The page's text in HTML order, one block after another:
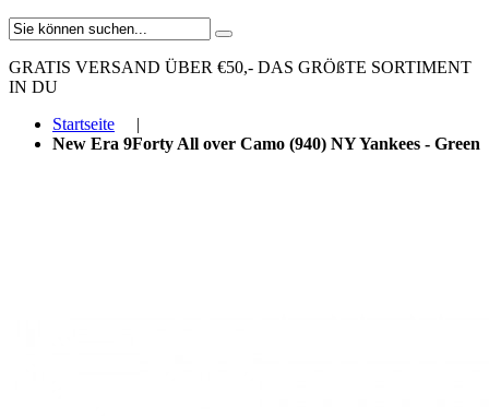
GRATIS VERSAND ÜBER €50,- DAS GRÖßTE SORTIMENT
IN DU
Startseite
|
New Era 9Forty All over Camo (940) NY Yankees - Green